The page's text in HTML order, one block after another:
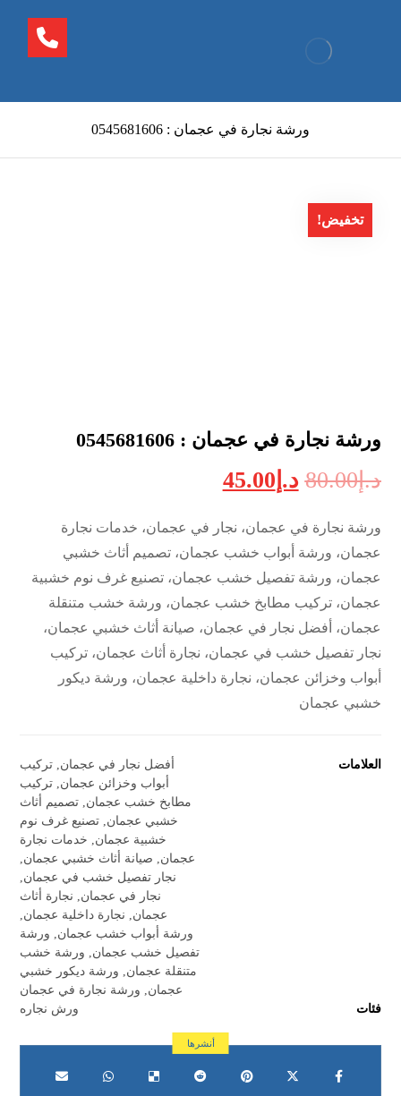
ورشة نجارة في عجمان : 0545681606
تخفيض!
ورشة نجارة في عجمان : 0545681606
د.إ80.00 د.إ 45.00
ورشة نجارة في عجمان، نجار في عجمان، خدمات نجارة
عجمان، ورشة أبواب خشب عجمان، تصميم أثاث خشبي
عجمان، ورشة تفصيل خشب عجمان، تصنيع غرف نوم خشبية
عجمان، تركيب مطابخ خشب عجمان، ورشة خشب متنقلة
عجمان، أفضل نجار في عجمان، صيانة أثاث خشبي عجمان،
نجار تفصيل خشب في عجمان، نجارة أثاث عجمان، تركيب
أبواب وخزائن عجمان، نجارة داخلية عجمان، ورشة ديكور
خشبي عجمان
العلامات أفضل نجار في عجمان تركيب
أبواب وخزائن عجمان تركيب
مطابخ خشب عجمان تصميم أثاث
خشبي عجمان تصنيع غرف نوم
خشبية عجمان
خدمات نجارة
عجمان
صيانة أثاث خشبي عجمان
نجار تفصيل خشب في عجمان
نجار في عجمان
نجارة أثاث
عجمان
نجارة داخلية عجمان
ورشة أبواب خشب عجمان
ورشة
تفصيل خشب عجمان
ورشة خشب
متنقلة عجمان
ورشة ديكور خشبي
عجمان
ورشة نجارة في عجمان
فئات
ورش نجاره